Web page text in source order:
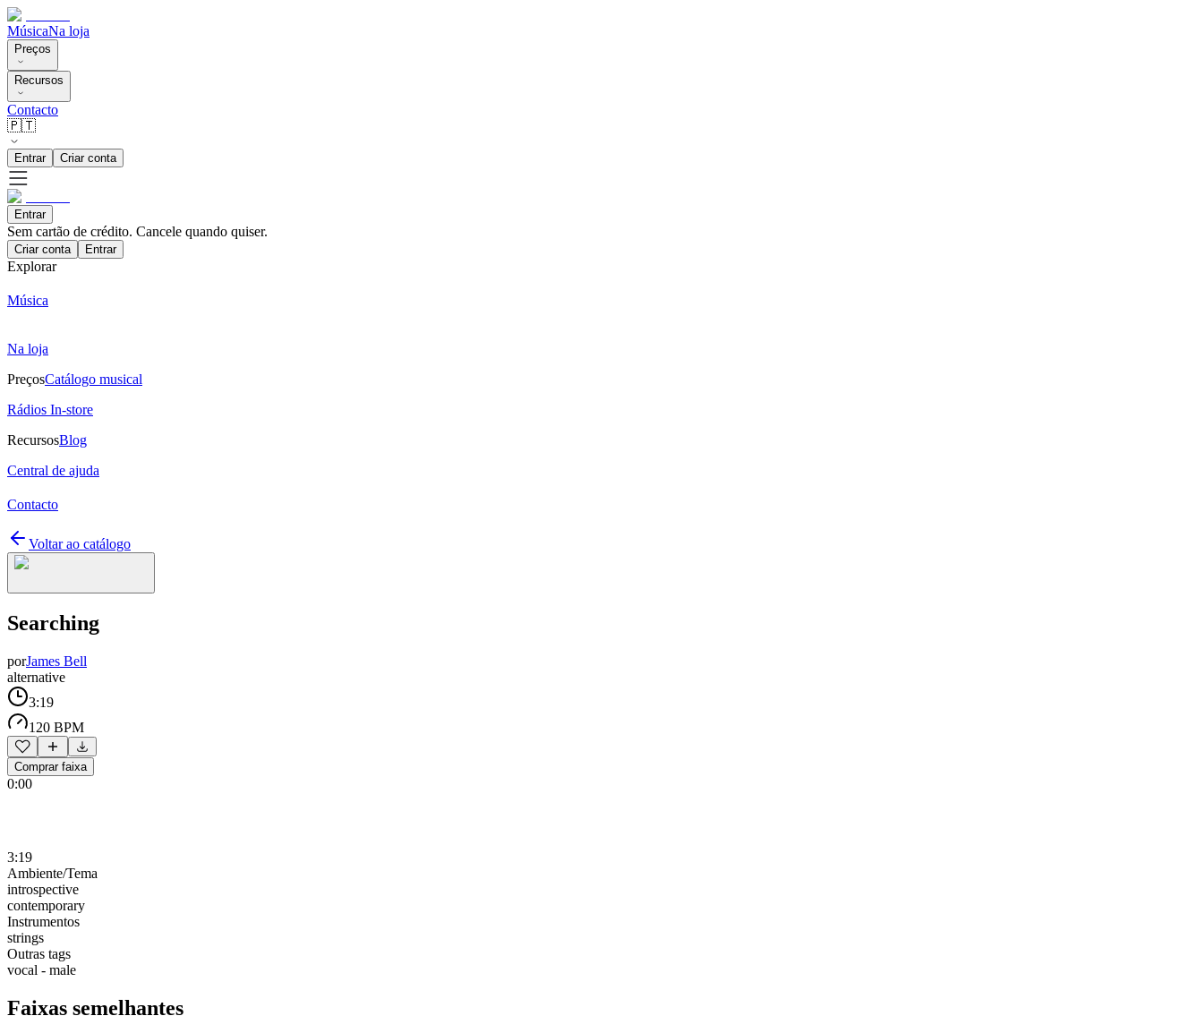
MúsicaNa loja
Preços
Recursos
Contacto
🇵🇹
Entrar Criar conta
Entrar
Sem cartão de crédito. Cancele quando quiser.
Criar conta Entrar
Explorar
Música
Na loja
PreçosCatálogo musical
Rádios In-store
RecursosBlog
Central de ajuda
Contacto
Voltar ao catálogo
Searching
porJames Bell
alternative
3:19
120 BPM
Comprar faixa
0:00
3:19
Ambiente/Tema
introspective
contemporary
Instrumentos
strings
Outras tags
vocal - male
Faixas semelhantes